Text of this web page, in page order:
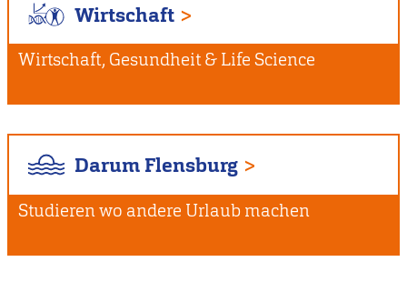
Wirtschaft
Wirtschaft, Gesundheit & Life Science
Darum Flensburg
Studieren wo andere Urlaub machen